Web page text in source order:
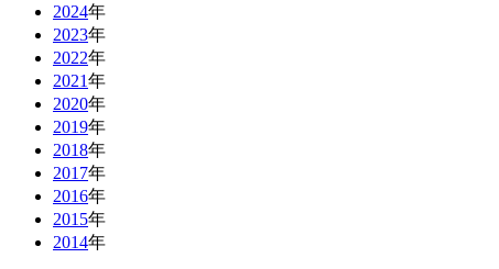
2024年
2023年
2022年
2021年
2020年
2019年
2018年
2017年
2016年
2015年
2014年